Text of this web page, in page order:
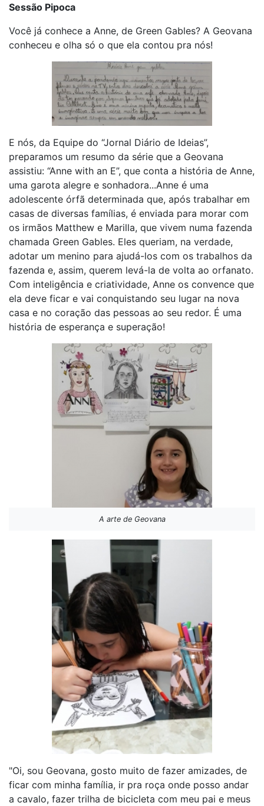
Sessão Pipoca
Você já conhece a Anne, de Green Gables? A Geovana
conheceu e olha só o que ela contou pra nós!
E nós, da Equipe do “Jornal Diário de Ideias”,
preparamos um resumo da série que a Geovana
assistiu: “Anne with an E”, que conta a história de Anne,
uma garota alegre e sonhadora...Anne é uma
adolescente órfã determinada que, após trabalhar em
casas de diversas famílias, é enviada para morar com
os irmãos Matthew e Marilla, que vivem numa fazenda
chamada Green Gables. Eles queriam, na verdade,
adotar um menino para ajudá-los com os trabalhos da
fazenda e, assim, querem levá-la de volta ao orfanato.
Com inteligência e criatividade, Anne os convence que
ela deve ficar e vai conquistando seu lugar na nova
casa e no coração das pessoas ao seu redor. É uma
história de esperança e superação!
A arte de Geovana
"Oi, sou Geovana, gosto muito de fazer amizades, de
ficar com minha família, ir pra roça onde posso andar
a cavalo, fazer trilha de bicicleta com meu pai e meus